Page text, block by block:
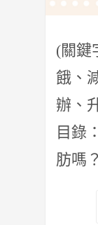
(關鍵
餓、
辦、
目錄
肪嗎